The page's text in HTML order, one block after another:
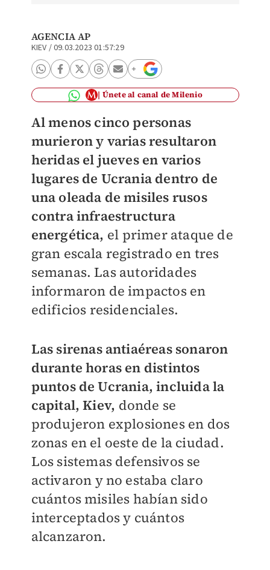
AGENCIA AP
KIEV /09.03.2023 01:57:29
Únete al canal de Milenio
Al menos cinco personas
murieron y varias resultaron
heridas el jueves en varios
lugares de Ucrania dentro de
una oleada de misiles rusos
contra infraestructura
energética, el primer ataque de
gran escala registrado en tres
semanas. Las autoridades
informaron de impactos en
edificios residenciales.
Las sirenas antiaéreas sonaron
durante horas en distintos
puntos de Ucrania, incluida la
capital, Kiev, donde se
produjeron explosiones en dos
zonas en el oeste de la ciudad.
Los sistemas defensivos se
activaron y no estaba claro
cuántos misiles habían sido
interceptados y cuántos
alcanzaron.